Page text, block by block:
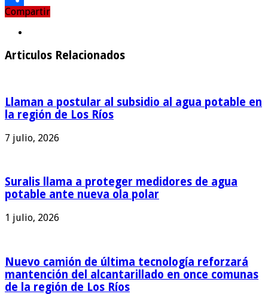
Compartir
Compartir
Articulos Relacionados
Llaman a postular al subsidio al agua potable en
la región de Los Ríos
7 julio, 2026
Suralis llama a proteger medidores de agua
potable ante nueva ola polar
1 julio, 2026
Nuevo camión de última tecnología reforzará
mantención del alcantarillado en once comunas
de la región de Los Ríos